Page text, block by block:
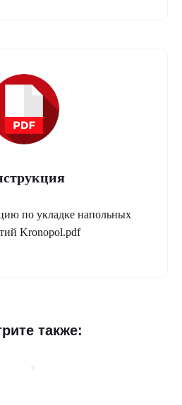
по укладке напольных
Kronopol.pdf
также: